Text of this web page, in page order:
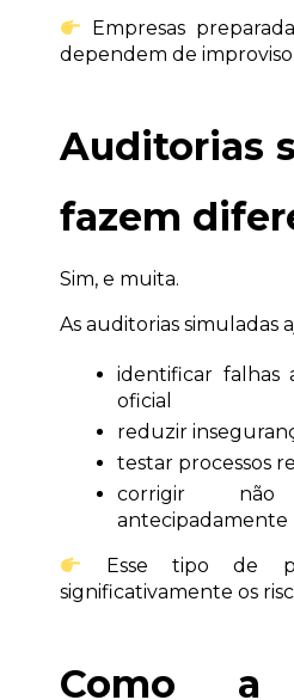
Empresas
dependem de improviso.
Auditorias
fazem
Sim, e muita.
As auditorias simuladas
identificar falhas
oficial
reduzir
testar processos
corrigir não
antecipadamente
Esse tipo de
significativamente os
Como a